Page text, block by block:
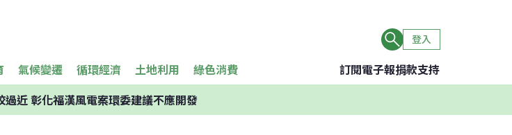
登入
氣候變遷 循環經濟 土地利用 綠色消費 訂閱電子報捐款支持
過近 彰化福漢風電案環委建議不應開發